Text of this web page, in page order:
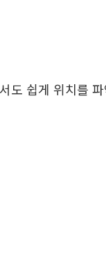
도 쉽게 위치를